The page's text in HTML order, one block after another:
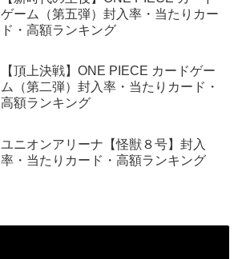
ゲーム（第五弾）封入率・当たりカー
ド・高額ランキング
【頂上決戦】ONE PIECE カードゲー
ム（第二弾）封入率・当たりカード・
高額ランキング
ユニオンアリーナ【怪獣８号】封入
率・当たりカード・高額ランキング